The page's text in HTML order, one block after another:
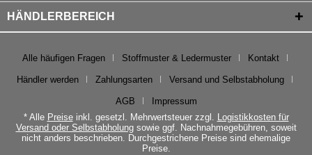
HÄNDLERBEREICH
Alle häufigen Fragen Stoffmuster & Ledermuster Kontakt
Händler werden Zahlungsarten Versand und Selbstabholung
AGB
Impressum
* Alle Preiseinkl. gesetzl. Mehrwertsteuer zzgl. Logistikkosten für
Versand oder Selbstabholungsowie ggf. Nachnahmegebühren, soweit
nicht anders beschrieben. Durchgestrichene Preise sind ehemalige
Preise.